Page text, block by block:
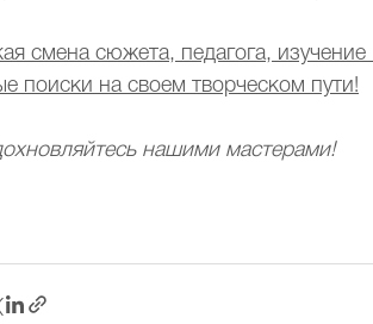
смена сюжета, педагога,
поиски на своем творческом пути!
Вдохновляйтесь нашими мастерами!